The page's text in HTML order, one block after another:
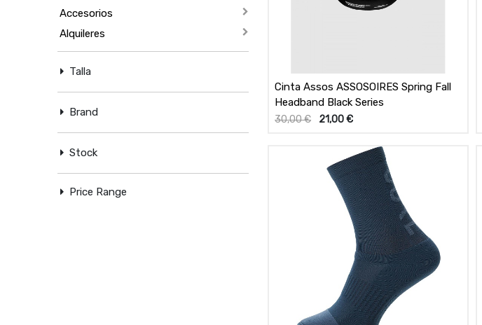
Accesorios
Alquileres
Talla
Brand
Stock
Price Range
Cinta Assos ASSOSOIRES Spring Fall
Headband Black Series
30,00€ 21,00€